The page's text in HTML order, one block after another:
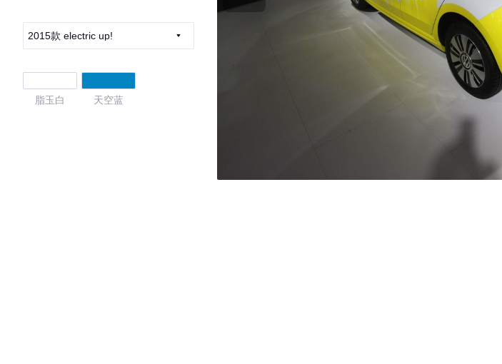
2015款 electric up!
脂玉白 天空蓝